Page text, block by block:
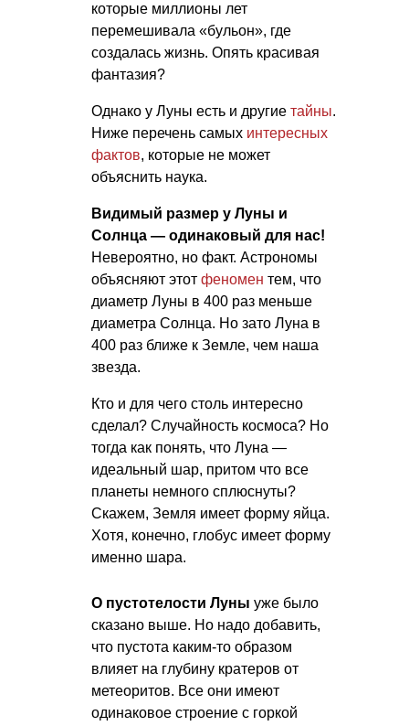
которые миллионы лет
перемешивала «бульон», где
создалась жизнь. Опять красивая
фантазия?
Однако у Луны есть и другие тайны.
Ниже перечень самых интересных
фактов, которые не может
объяснить наука.
Видимый размер у Луны и
Солнца — одинаковый для нас!
Невероятно, но факт. Астрономы
объясняют этот феномен тем, что
диаметр Луны в 400 раз меньше
диаметра Солнца. Но зато Луна в
400 раз ближе к Земле, чем наша
звезда.
Кто и для чего столь интересно
сделал? Случайность космоса? Но
тогда как понять, что Луна —
идеальный шар, притом что все
планеты немного сплюснуты?
Скажем, Земля имеет форму яйца.
Хотя, конечно, глобус имеет форму
именно шара.
О пустотелости Луны уже было
сказано выше. Но надо добавить,
что пустота каким-то образом
влияет на глубину кратеров от
метеоритов. Все они имеют
одинаковое строение с горкой